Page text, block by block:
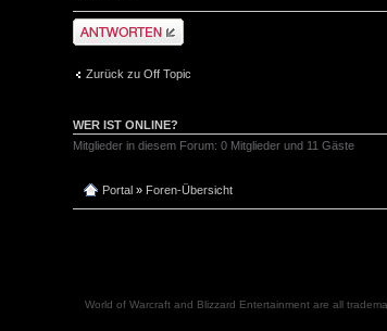
Antwort schreiben
Zurück zu Off Topic
WER IST ONLINE?
Mitglieder in diesem Forum: 0 Mitglieder und 11 Gäste
Portal » Foren-Übersicht
World of Warcraft and Blizzard Entertainment are all